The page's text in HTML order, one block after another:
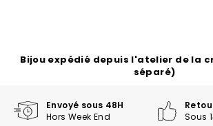
Bijou expédié depuis l'atelier de la
séparé)
Envoyé sous 48H
Hors Week End
Sous